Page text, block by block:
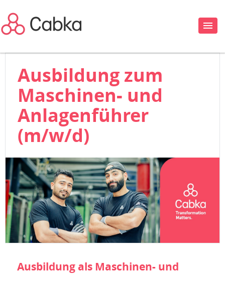
Ausbildung zum
Maschinen- und
Anlagenführer
(m/w/d)
Ausbildung als Maschinen- und